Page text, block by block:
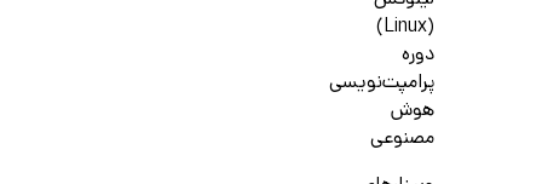
(Linux)
دوره
پرامپت‌نویسی
هوش
مصنوعی